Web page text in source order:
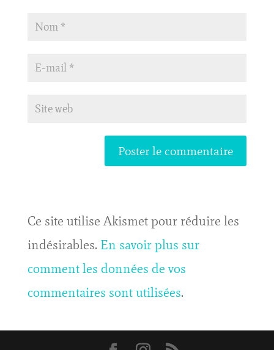
Ce site utilise Akismet pour réduire les
indésirables. En savoir plus sur
comment les données de vos
commentaires sont utilisées.